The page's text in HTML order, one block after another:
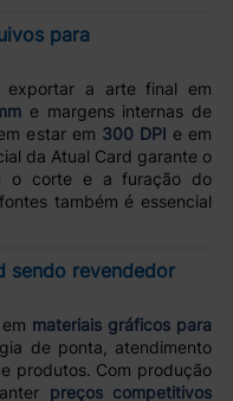
para
exportar a arte final em
e margens internas de
estar em 300 DPI e em
da Atual Card garante o
o corte e a furação do
também é essencial
sendo revendedor
materiais gráficos para
de ponta, atendimento
produtos. Com produção
preços competitivos